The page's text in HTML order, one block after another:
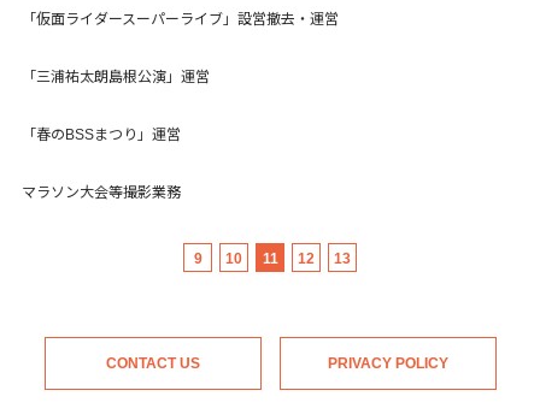
「仮面ライダースーパーライブ」設営撤去・運営
「三浦祐太朗島根公演」運営
「春のBSSまつり」運営
マラソン大会等撮影業務
9 10 11 12 13
CONTACT US PRIVACY POLICY